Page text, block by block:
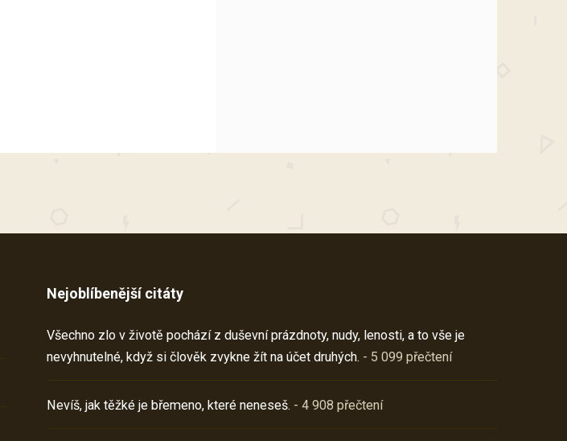
Nejoblíbenější citáty
Všechno zlo v životě pochází z duševní prázdnoty, nudy, lenosti, a to vše je
nevyhnutelné, když si člověk zvykne žít na účet druhých. - 5 099 přečtení
Nevíš, jak těžké je břemeno, které neneseš. - 4 908 přečtení